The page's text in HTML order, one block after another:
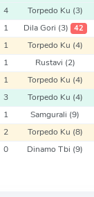
4 Torpedo Ku (3)
1 Dila Gori (3) 42
1 Torpedo Ku (4)
1 Rustavi (2)
1 Torpedo Ku (4)
3 Torpedo Ku (4)
1 Samgurali (9)
2 Torpedo Ku (8)
0 Dinamo Tbi (9)